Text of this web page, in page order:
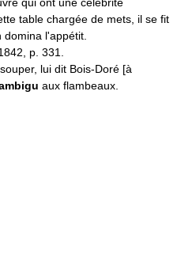
table chargée de mets, il se fit
l'appétit.
p. 331.
lui dit Bois-Doré [à
aux flambeaux.